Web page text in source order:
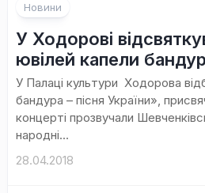
Новини
У Ходорові
ювілей капели
У Палаці культури Ходорова
бандура – пісня України»,
концерті прозвучали
народні...
28.04.2018